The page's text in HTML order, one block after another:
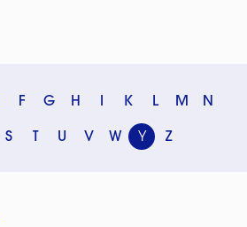
F G H K L M N
S U V W Y Z